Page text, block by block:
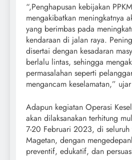
“,Penghapusan kebijakan
mengakibatkan meningkatnya
yang berimbas pada
kendaraan di jalan raya.
disertai dengan kesadaran
berlalu lintas, sehingga
permasalahan seperti
mengancam keselamatan,”
Adapun kegiatan Operasi
akan dilaksanakan terhitung
7-20 Februari 2023, di seluruh
Magetan, dengan
preventif, edukatif, dan